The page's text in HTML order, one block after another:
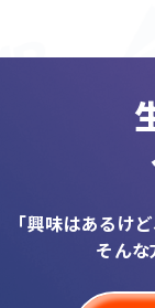
「興味はあるけ
そん